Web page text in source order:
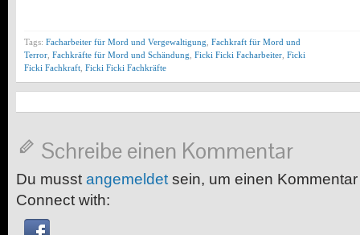
Tags: Facharbeiter für Mord und Vergewaltigung Fachkraft für Mord und
Terror Fachkräfte für Mord und Schändung Ficki Ficki Facharbeiter Ficki
Ficki Fachkraft Ficki Ficki Fachkräfte
Schreibe einen Kommentar
Du musst angemeldet sein, um einen
Connect with: